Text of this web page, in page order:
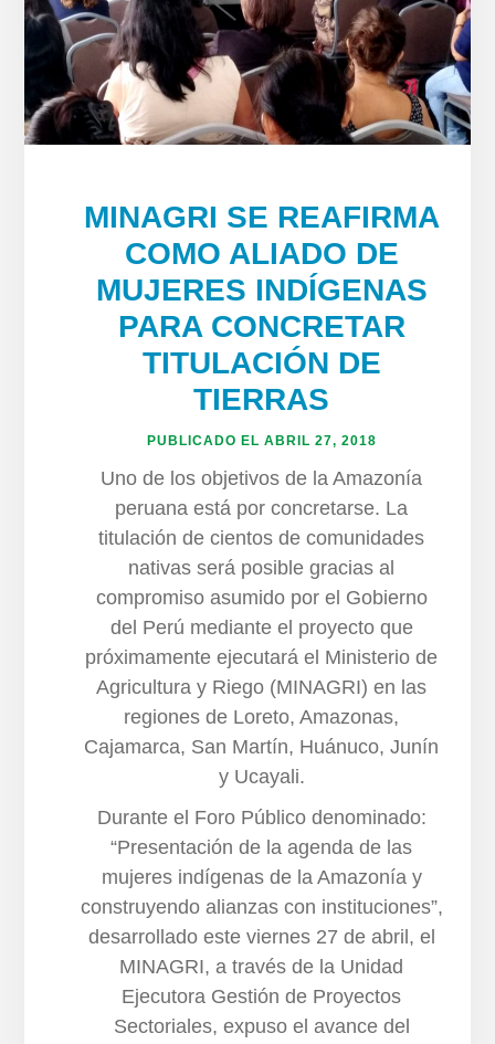
MINAGRI SE REAFIRMA
COMO ALIADO DE
MUJERES INDÍGENAS
PARA CONCRETAR
TITULACIÓN DE
TIERRAS
PUBLICADO EL ABRIL 27, 2018
Uno de los objetivos de la Amazonía
peruana está por concretarse. La
titulación de cientos de comunidades
nativas será posible gracias al
compromiso asumido por el Gobierno
del Perú mediante el proyecto que
próximamente ejecutará el Ministerio de
Agricultura y Riego (MINAGRI) en las
regiones de Loreto, Amazonas,
Cajamarca, San Martín, Huánuco, Junín
y Ucayali.
Durante el Foro Público denominado:
“Presentación de la agenda de las
mujeres indígenas de la Amazonía y
construyendo alianzas con instituciones”,
desarrollado este viernes 27 de abril, el
MINAGRI, a través de la Unidad
Ejecutora Gestión de Proyectos
Sectoriales, expuso el avance del